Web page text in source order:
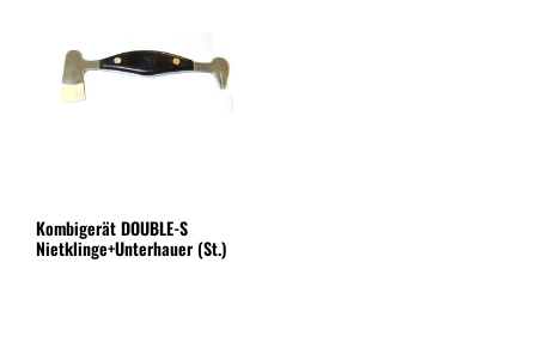
Kombigerät DOUBLE-S
Nietklinge+Unterhauer (St.)